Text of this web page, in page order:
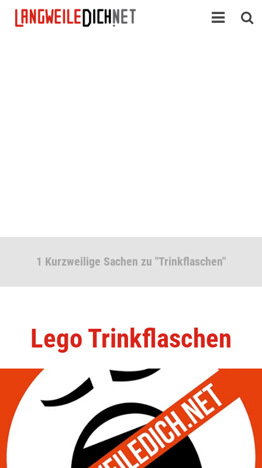
1 Kurzweilige Sachen zu "Trinkflaschen"
Lego Trinkflaschen